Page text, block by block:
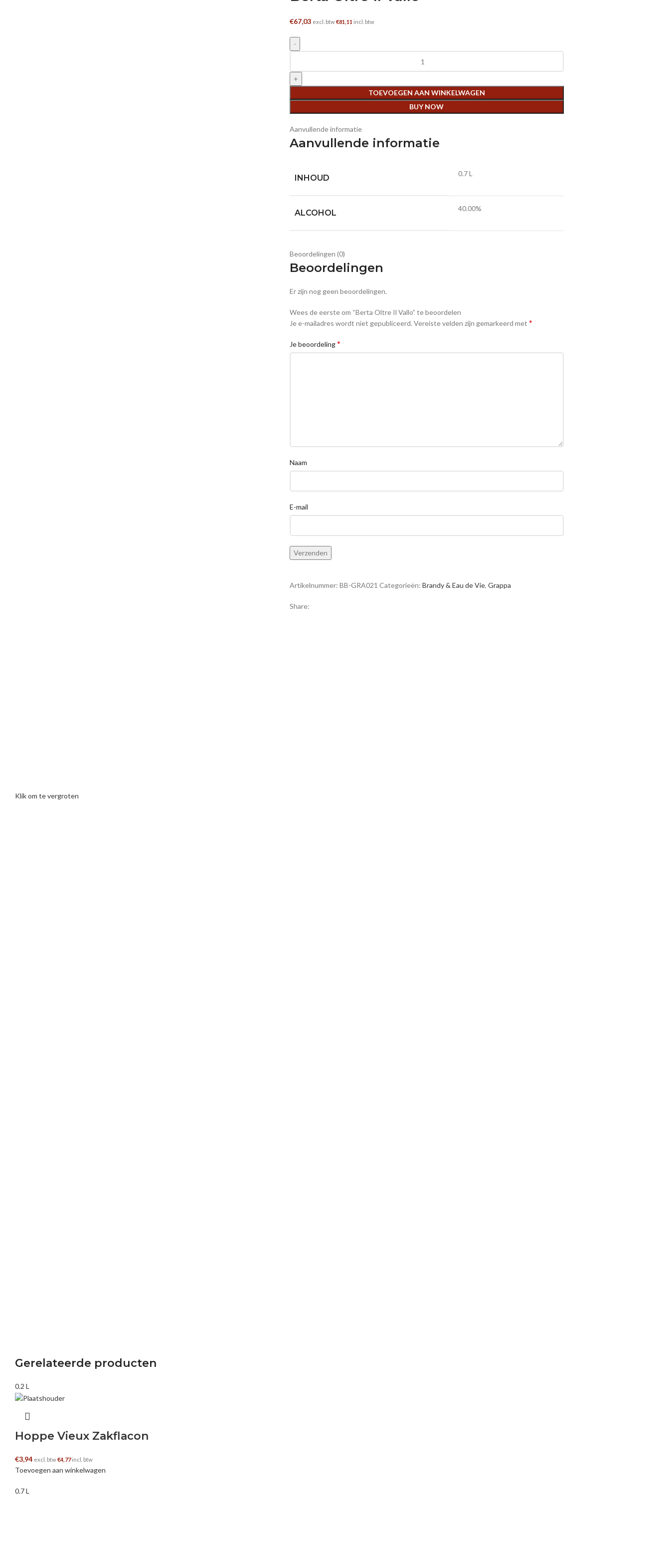
Klik om te vergroten
€67,03 excl. btw€81,11 incl. btw
TOEVOEGEN AAN WINKELWAGEN
BUY NOW
Aanvullende informatie
Aanvullende informatie
INHOUD 0.7 L
ALCOHOL 40.00%
Beoordelingen (0)
Beoordelingen
Er zijn nog geen beoordelingen.
Wees de eerste om “Berta Oltre Il Vallo” te beoordelen
Je e-mailadres wordt niet gepubliceerd. Vereiste velden zijn gemarkeerd met *
Je beoordeling*
Naam
E-mail
Artikelnummer: BB-GRA021 Categorieën: Brandy & Eau de Vie, Grappa
Share:
Gerelateerde producten
0.2 L
Hoppe Vieux Zakflacon
€3,94 excl. btw€4,77incl. btw
Toevoegen aan winkelwagen
0.7 L